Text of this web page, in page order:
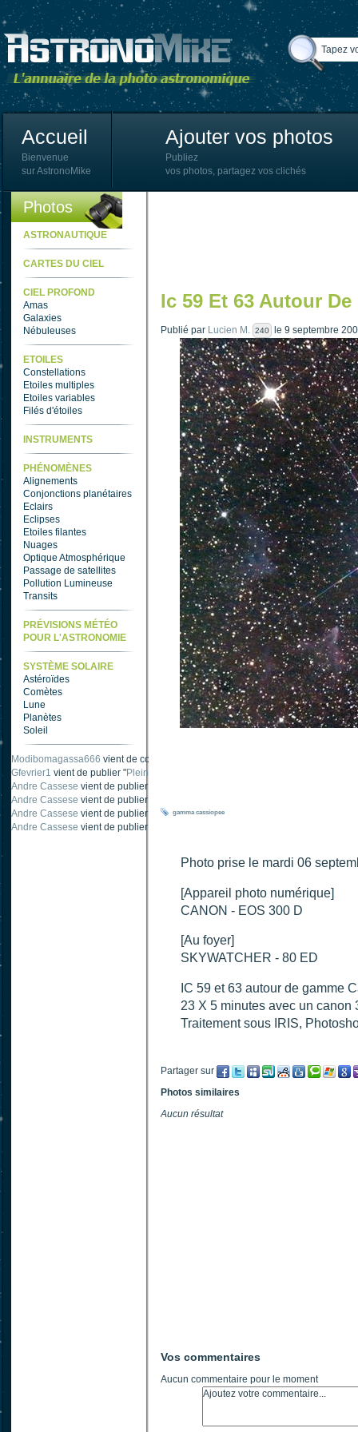
Accueil
Bienvenue
sur AstronoMike
Ajouter vos photos
Publiez
vos photos, partagez vos clichés
Photos
ASTRONAUTIQUE
CARTES DU CIEL
CIEL PROFOND
Amas
Galaxies
Nébuleuses
ETOILES
Constellations
Etoiles multiples
Etoiles variables
Filés d'étoiles
INSTRUMENTS
PHÉNOMÈNES
Alignements
Conjonctions planétaires
Eclairs
Eclipses
Etoiles filantes
Nuages
Optique Atmosphérique
Passage de satellites
Pollution Lumineuse
Transits
PRÉVISIONS MÉTÉO
POUR L'ASTRONOMIE
SYSTÈME SOLAIRE
Astéroïdes
Comètes
Lune
Planètes
Soleil
Modibomagassa666 vient de commenter "
Gfevrier1 vient de publier "Pleine Lune - 9 Aout 205
Andre Cassese vient de publier "
Andre Cassese vient de publier "
Andre Cassese vient de publier "
taches solaires et zone active halpha 27 juin
Andre Cassese vient de publier "
Ic 59 Et 63 Autour
Publié par Lucien M. 240 le 9 septembre
gamma cassiopee
Photo prise le mardi 06
[Appareil photo numérique]
CANON - EOS 300 D
[Au foyer]
SKYWATCHER - 80 ED
IC 59 et 63 autour de gamme
23 X 5 minutes avec un
Traitement sous IRIS,
Partager sur
Photos similaires
Aucun résultat
Vos commentaires
Aucun commentaire pour le moment